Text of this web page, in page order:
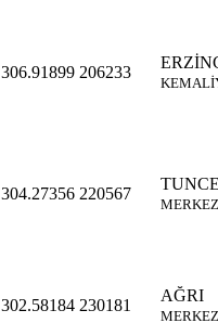
306.91899 206233
304.27356 220567
MERKEZ
302.58184 230181
AĞRI
MERKEZ